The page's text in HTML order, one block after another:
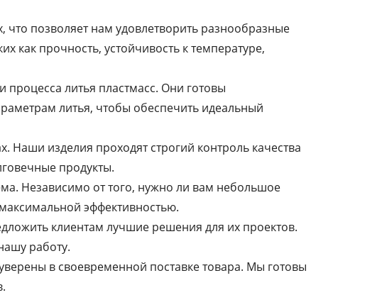
позволяет нам удовлетворить разнообразные
как прочность, устойчивость к температуре,
литья пластмасс. Они готовы
литья, чтобы обеспечить идеальный
Наши изделия проходят строгий контроль качества
продукты.
Независимо от того, нужно ли вам небольшое
эффективностью.
клиентам лучшие решения для их проектов.
работу.
в своевременной поставке товара. Мы готовы